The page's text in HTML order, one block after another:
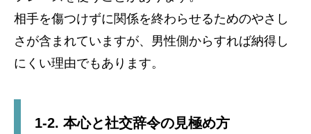
相手を傷つけずに関係を終わらせるためのやさし
さが含まれていますが、男性側からすれば納得し
にくい理由でもあります。
1-2. 本心と社交辞令の見極め方